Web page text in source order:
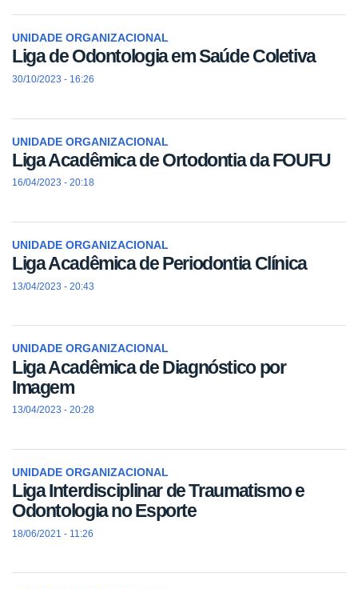
UNIDADE ORGANIZACIONAL
Liga de Odontologia em Saúde Coletiva
30/10/2023 - 16:26
UNIDADE ORGANIZACIONAL
Liga Acadêmica de Ortodontia da FOUFU
16/04/2023 - 20:18
UNIDADE ORGANIZACIONAL
Liga Acadêmica de Periodontia Clínica
13/04/2023 - 20:43
UNIDADE ORGANIZACIONAL
Liga Acadêmica de Diagnóstico por
Imagem
13/04/2023 - 20:28
UNIDADE ORGANIZACIONAL
Liga Interdisciplinar de Traumatismo e
Odontologia no Esporte
18/06/2021 - 11:26